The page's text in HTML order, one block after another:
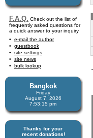
F.A.Q. Check out the list of
frequently asked questions for
a quick answer to your inquiry
e-mail the author
guestbook
site settings
site news
bulk lookup
Bangkok
Friday
August 7, 2026
7:53:16 pm
Thanks for your
recent donations!